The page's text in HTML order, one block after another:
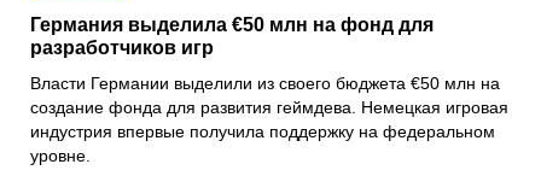
Германия выделила €50 млн на фонд для
разработчиков игр
Власти Германии выделили из своего бюджета €50 млн на
создание фонда для развития геймдева. Немецкая игровая
индустрия впервые получила поддержку на федеральном
уровне.